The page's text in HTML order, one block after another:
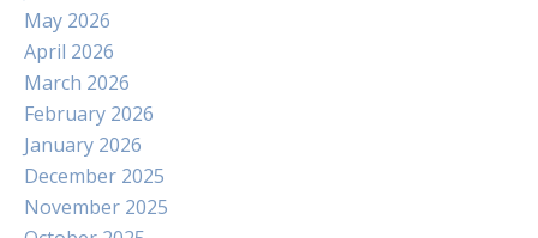
May 2026
April 2026
March 2026
February 2026
January 2026
December 2025
November 2025